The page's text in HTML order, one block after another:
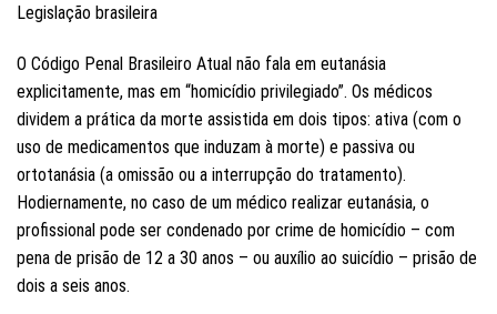
Legislação brasileira
O Código Penal Brasileiro Atual não fala em eutanásia
explicitamente, mas em “homicídio privilegiado”. Os médicos
dividem a prática da morte assistida em dois tipos: ativa (com o
uso de medicamentos que induzam à morte) e passiva ou
ortotanásia (a omissão ou a interrupção do tratamento).
Hodiernamente, no caso de um médico realizar eutanásia, o
profissional pode ser condenado por crime de homicídio – com
pena de prisão de 12 a 30 anos – ou auxílio ao suicídio – prisão de
dois a seis anos.